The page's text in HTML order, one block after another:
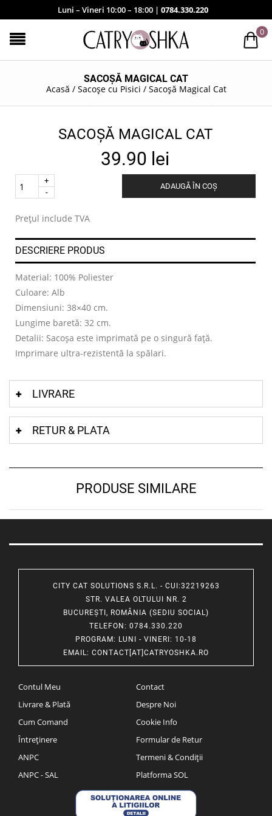
Luni – Vineri 10:00 – 18:00 | 0784.330.220
0
SACOȘĂ MAGICAL CAT
Acasă / Sacoșe cu Pisici / Sacoșă Magical Cat
SACOȘĂ MAGICAL CAT
39.90 lei
Quantity
ADAUGĂ ÎN COȘ
Prețul include TVA
DESCRIERE PRODUS
Material: 100% Poliester
Culoare: Alb
Dimensiuni: 38×40 cm.
Lungime baretă: 32 cm.
Detalii: Sacoșa este imprimată pe o singură față.
Imprimare ultra-rezistentă la spălari.
LIVRARE
RETUR & PLATA
PRODUSE SIMILARE
CITY CAT SOLUTIONS S.R.L. - CUI:32219263
STR. VALEA OLTULUI NR. 2
BUCUREȘTI, ROMÂNIA (SEDIU SOCIAL)
TELEFON : 0784.330.220
PROGRAM: LUNI - VINERI: 10-18
EMAIL: CONTACT[AT]CATRYOSHKA.RO
Contul Meu
Livrare & Plată
Cum Comand
Întreținere
ANPC
ANPC - SAL
Contact
Despre Noi
Cookie Info
Formular de Retur
Termeni & Condiții
Platforma SOL